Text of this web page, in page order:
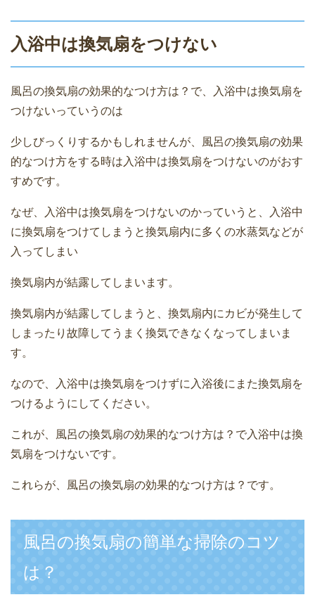
入浴中は換気扇をつけない
風呂の換気扇の効果的なつけ方は？で、入浴中は換気扇を
つけないっていうのは
少しびっくりするかもしれませんが、風呂の換気扇の効果
的なつけ方をする時は入浴中は換気扇をつけないのがおす
すめです。
なぜ、入浴中は換気扇をつけないのかっていうと、入浴中
に換気扇をつけてしまうと換気扇内に多くの水蒸気などが
入ってしまい
換気扇内が結露してしまいます。
換気扇内が結露してしまうと、換気扇内にカビが発生して
しまったり故障してうまく換気できなくなってしまいま
す。
なので、入浴中は換気扇をつけずに入浴後にまた換気扇を
つけるようにしてください。
これが、風呂の換気扇の効果的なつけ方は？で入浴中は換
気扇をつけないです。
これらが、風呂の換気扇の効果的なつけ方は？です。
風呂の換気扇の簡単な掃除のコツ
は？